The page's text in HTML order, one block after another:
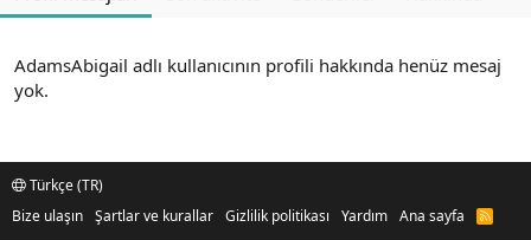
AdamsAbigail adlı kullanıcının profili hakkında henüz mesaj
yok.
Türkçe (TR)
Bize ulaşın Şartlar ve kurallar Gizlilik politikası Yardım Ana sayfa
R